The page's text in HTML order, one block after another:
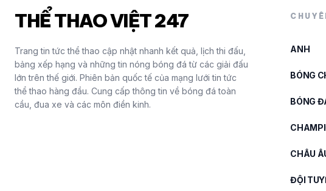
THỂ THAO VIỆT 247
Trang tin tức thể thao cập nhật nhanh kết quả, lịch thi đấu,
bảng xếp hạng và những tin nóng bóng đá từ các giải đấu
lớn trên thế giới. Phiên bản quốc tế của mạng lưới tin tức
thể thao hàng đầu. Cung cấp thông tin về bóng đá toàn
cầu, đua xe và các môn điền kinh.
ANH
BÓNG
BÓNG
CHÂU
ĐỘI